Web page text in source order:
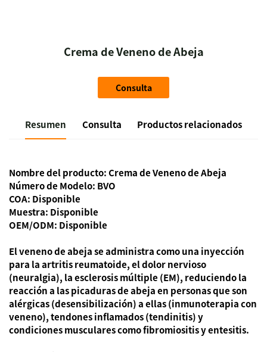
Crema de Veneno de Abeja
Consulta
Resumen Consulta Productos relacionados
Nombre del producto:Crema de Veneno de Abeja
Número de Modelo: BVO
COA: Disponible
Muestra: Disponible
OEM/ODM: Disponible
El veneno de abeja se administra como una inyección
para la artritis reumatoide, el dolor nervioso
(neuralgia), la esclerosis múltiple (EM), reduciendo la
reacción a las picaduras de abeja en personas que son
alérgicas (desensibilización) a ellas (inmunoterapia con
veneno), tendones inflamados (tendinitis) y
condiciones musculares como fibromiositis y entesitis.